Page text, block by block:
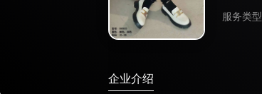
服务类型
企业介绍